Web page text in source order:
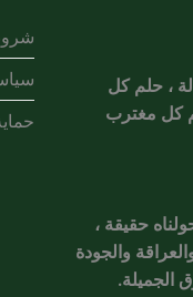
، حلم كل
كل مغترب
حقيقة ،
والجودة
الجميلة.